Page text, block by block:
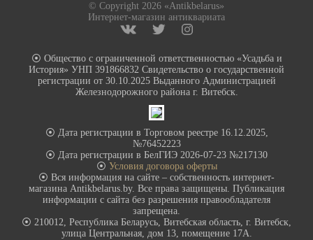
© Copyright 2026 «Antikbelarus»
Интернет-магазин антиквариата
⦿ Общество с ограниченной ответственностью «Усадьба и
История» УНП 391866832 Свидетельство о государственной
регистрации от 30.10.2025 Выданного Администрацией
Железнодорожного района г. Витебск.
⦿ Дата регистрации в Торговом реестре 16.12.2025,
№76452223
⦿ Дата регистрации в БелГИЭ 2026-07-23 №217130
⦿ Условия договора оферты
⦿ Вся информация на сайте – собственность интернет-
магазина Antikbelarus.by. Все права защищены. Публикация
информации с сайта без разрешения правообладателя
запрещена.
⦿ 210012, Республика Беларусь, Витебская область, г. Витебск,
улица Центральная, дом 13, помещение 17А.